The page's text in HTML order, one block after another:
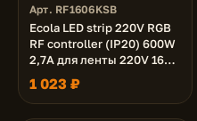
Арт. RF1606KSB
Ecola LED strip 220V RGB
RF controller (IP20) 600W
2,7A для ленты 220V 16x8
IP68 с радиопультом
1 023 ₽